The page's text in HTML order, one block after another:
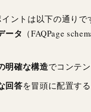
ントは以下の通りで
ータ （FAQPage
明確な構造でコンテ
回答を冒頭に配置す